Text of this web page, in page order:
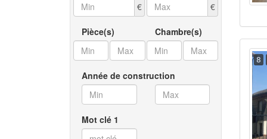
€
€
Pièce(s) Chambre(s)
Année de construction
Mot clé 1
8